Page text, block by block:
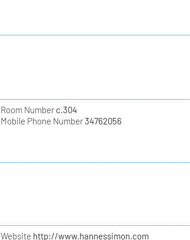
Room Numberc.304
Mobile Phone Number34762056
Website http://www.hannessimon.com